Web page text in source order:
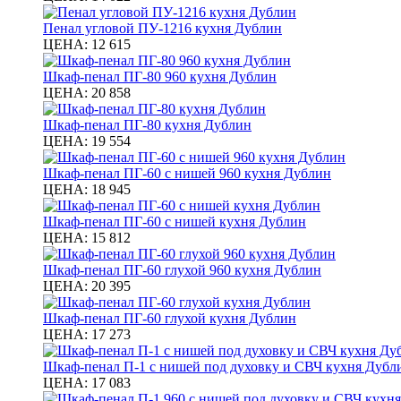
Пенал угловой ПУ-1216 кухня Дублин
ЦЕНА: 12 615
Шкаф-пенал ПГ-80 960 кухня Дублин
ЦЕНА: 20 858
Шкаф-пенал ПГ-80 кухня Дублин
ЦЕНА: 19 554
Шкаф-пенал ПГ-60 с нишей 960 кухня Дублин
ЦЕНА: 18 945
Шкаф-пенал ПГ-60 с нишей кухня Дублин
ЦЕНА: 15 812
Шкаф-пенал ПГ-60 глухой 960 кухня Дублин
ЦЕНА: 20 395
Шкаф-пенал ПГ-60 глухой кухня Дублин
ЦЕНА: 17 273
Шкаф-пенал П-1 с нишей под духовку и СВЧ кухня
ЦЕНА: 17 083